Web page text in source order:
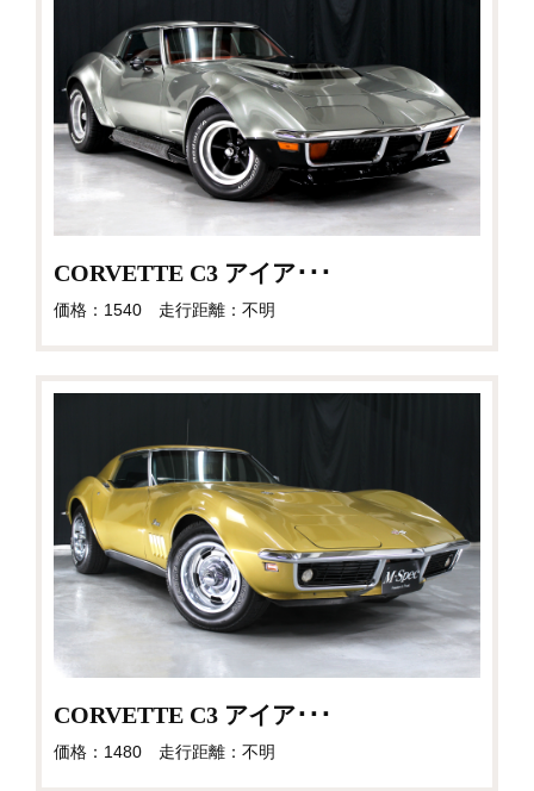
CORVETTE C3 アイア･･･
価格：1540 走行距離：不明
CORVETTE C3 アイア･･･
価格：1480 走行距離：不明